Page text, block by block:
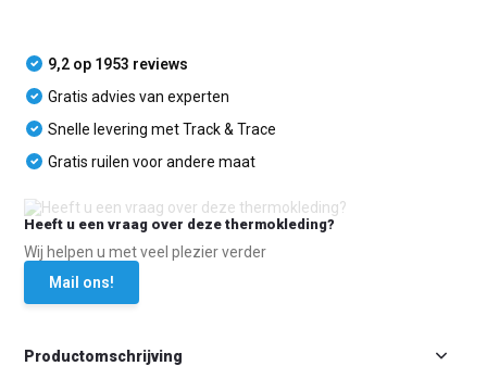
9,2 op 1953 reviews
Gratis advies van experten
Snelle levering met Track & Trace
Gratis ruilen voor andere maat
Heeft u een vraag over deze thermokleding?
Wij helpen u met veel plezier verder
Mail ons!
Productomschrijving